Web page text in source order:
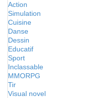
Action
Simulation
Cuisine
Danse
Dessin
Educatif
Sport
Inclassable
MMORPG
Tir
Visual novel